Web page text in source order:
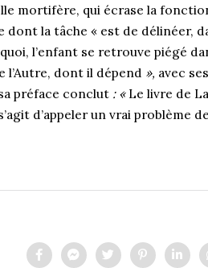
mortifère, qui écrase la
dont la tâche « est de délinéer,
l’enfant se retrouve piégé
l’Autre, dont il dépend », avec
préface conclut : «Le livre de
d’appeler un vrai problème